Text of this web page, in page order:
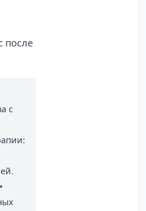
после
с